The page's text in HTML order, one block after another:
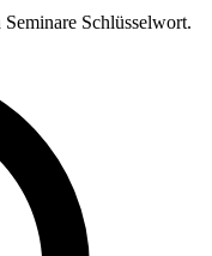
Schlüsselwort.